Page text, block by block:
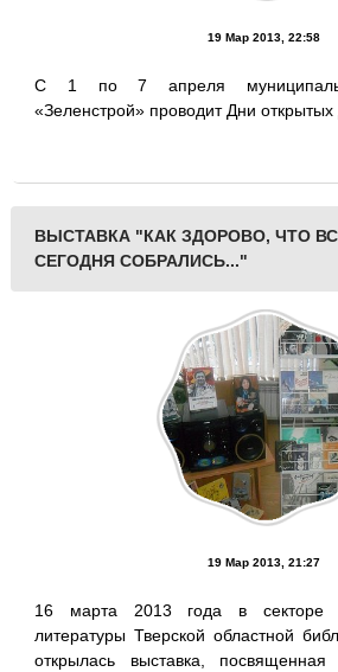
19 Мар 2013, 22:58
С 1 по 7 апреля
«Зеленстрой» проводит Дни открытых
ВЫСТАВКА "КАК ЗДОРОВО, ЧТО
СЕГОДНЯ СОБРАЛИСЬ..."
19 Мар 2013, 21:27
16 марта 2013 года в секторе
литературы Тверской областной
открылась выставка,